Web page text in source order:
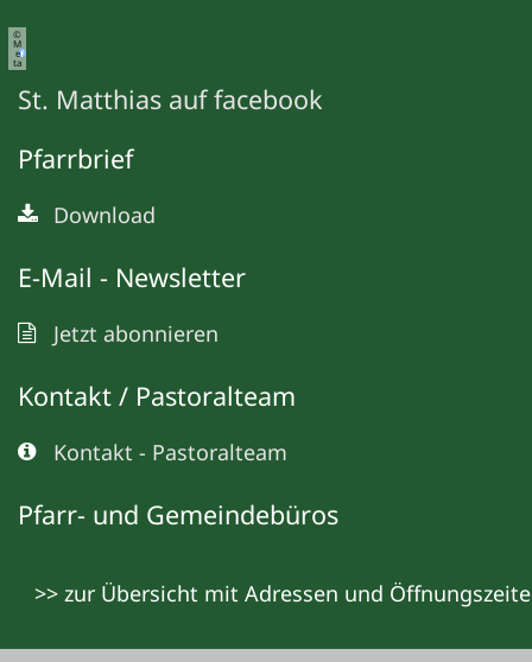
©
M
e
ta
St. Matthias auf facebook
Pfarrbrief
Download
E-Mail - Newsletter
Jetzt abonnieren
Kontakt / Pastoralteam
Kontakt - Pastoralteam
Pfarr- und Gemeindebüros
>> zur Übersicht mit Adressen und